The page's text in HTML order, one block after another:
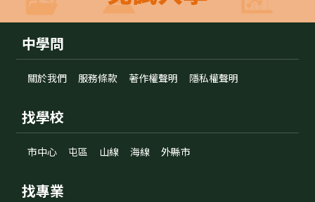
中學問
關於我們 服務條款 著作權聲明 隱私權聲明
找學校
市中心 屯區 山線 海線 外縣市
找專業